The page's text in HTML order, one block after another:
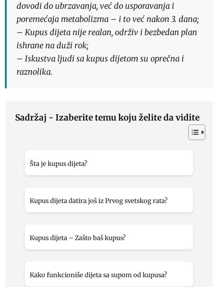
dovodi do ubrzavanja, već do usporavanja i
poremećaja metabolizma – i to već nakon 3. dana;
– Kupus dijeta nije realan, održiv i bezbedan plan
ishrane na duži rok;
– Iskustva ljudi sa kupus dijetom su oprečna i
raznolika.
Sadržaj - Izaberite temu koju želite da vidite
Šta je kupus dijeta?
Kupus dijeta datira još iz Prvog svetskog rata?
Kupus dijeta – Zašto baš kupus?
Kako funkcioniše dijeta sa supom od kupusa?